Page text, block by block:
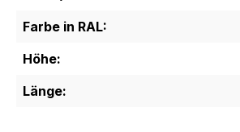
Farbe in RAL:
Höhe:
Länge: